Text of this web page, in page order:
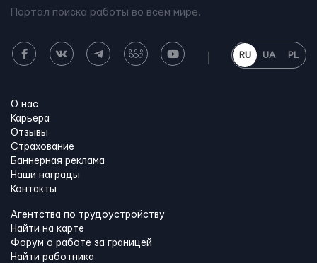
Портал поиска работы во всем мире.
RU UA PL
О нас
Карьера
Отзывы
Страхование
Баннерная реклама
Наши награды
Контакты
Агентства по трудоустройству
Найти на карте
Форум о работе за границей
Найти работника